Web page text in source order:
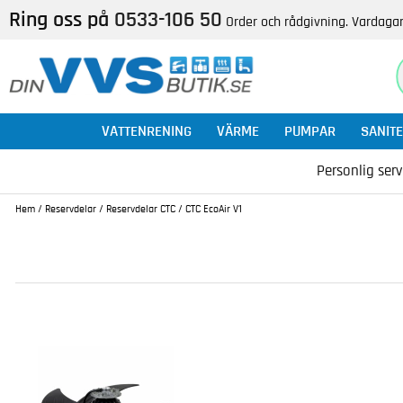
Ring oss på 0533-106 50 Order och rådgivning.
VATTENRENING VÄRME PUMPAR
Personlig
Hem / Reservdelar / Reservdelar CTC / CTC EcoAir V1